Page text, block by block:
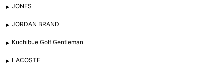
JONES
JORDAN BRAND
Kuchibue Golf Gentleman
LACOSTE